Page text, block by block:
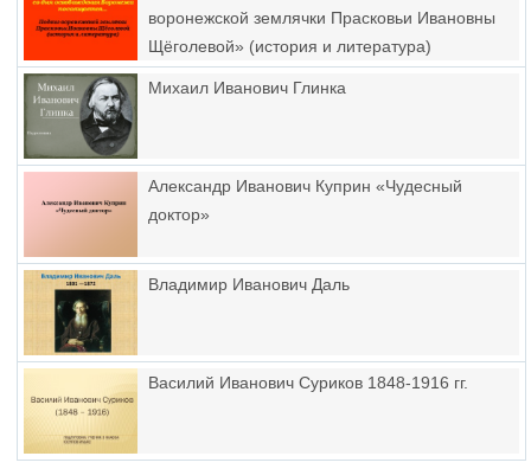
воронежской землячки Прасковьи Ивановны
Щёголевой» (история и литература)
Михаил Иванович Глинка
Александр Иванович Куприн «Чудесный
доктор»
Владимир Иванович Даль
Василий Иванович Суриков 1848-1916 гг.